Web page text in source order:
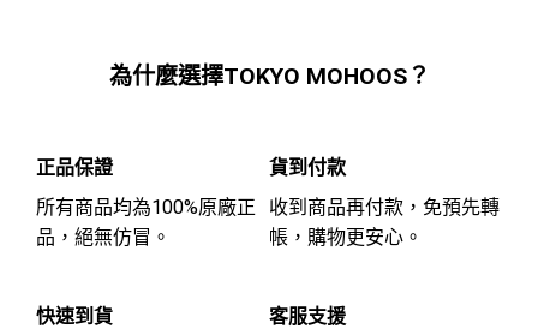
為什麼選擇TOKYO MOHOOS？
正品保證
所有商品均為100%原廠正
品，絕無仿冒。
貨到付款
收到商品再付款，免預先轉
帳，購物更安心。
快速到貨
客服支援